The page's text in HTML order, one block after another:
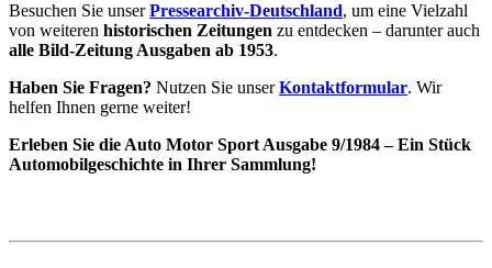
Besuchen Sie unserPressearchiv-Deutschland, um eine Vielzahl
von weiteren historischen Zeitungen zu entdecken – darunter auch
alle Bild-Zeitung Ausgaben ab 1953.
Haben Sie Fragen? Nutzen Sie unserKontaktformular. Wir
helfen Ihnen gerne weiter!
Erleben Sie die Auto Motor Sport Ausgabe 9/1984 – Ein Stück
Automobilgeschichte in Ihrer Sammlung!